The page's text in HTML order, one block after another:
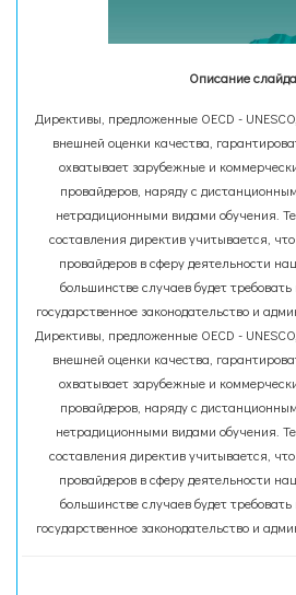
Описание
Директивы, предложенные OECD -
внешней оценки качества,
охватывает зарубежные и
провайдеров, наряду с
нетрадиционными видами обучения.
составления директив учитывается,
провайдеров в сферу деятельности
большинстве случаев будет
государственное законодательство и
Директивы, предложенные OECD -
внешней оценки качества,
охватывает зарубежные и
провайдеров, наряду с
нетрадиционными видами обучения.
составления директив учитывается,
провайдеров в сферу деятельности
большинстве случаев будет
государственное законодательство и